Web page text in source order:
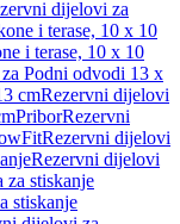
dijelovi za
i terase, 10 x 10
i terase, 10 x 10
Podni odvodi 13 x
cmRezervni dijelovi
PriborRezervni
Rezervni dijelovi
Rezervni dijelovi
za stiskanje
stiskanje